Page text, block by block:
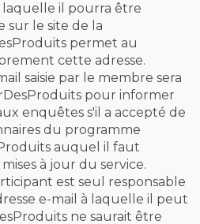
laquelle il pourra être
sur le site de la
permet au
cette adresse.
saisie par le membre sera
pour informer
enquêtes s'il a accepté de
du programme
auquel il faut
à jour du service.
est seul responsable
e-mail à laquelle il peut
ne saurait être